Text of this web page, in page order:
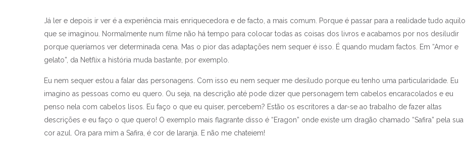
Já ler e depois ir ver é a experiência mais enriquecedora e de facto, a mais comum. Porque é passar para a realidade tudo aquilo
que se imaginou. Normalmente num filme não há tempo para colocar todas as coisas dos livros e acabamos por nos desiludir
porque queríamos ver determinada cena. Mas o pior das adaptações nem sequer é isso. É quando mudam factos. Em “Amor e
gelato”, da Netflix a história muda bastante, por exemplo.
Eu nem sequer estou a falar das personagens. Com isso eu nem sequer me desiludo porque eu tenho uma particularidade. Eu
imagino as pessoas como eu quero. Ou seja, na descrição até pode dizer que personagem tem cabelos encaracolados e eu
penso nela com cabelos lisos. Eu faço o que eu quiser, percebem? Estão os escritores a dar-se ao trabalho de fazer altas
descrições e eu faço o que quero! O exemplo mais flagrante disso é “Eragon” onde existe um dragão chamado “Safira” pela sua
cor azul. Ora para mim a Safira, é cor de laranja. E não me chateiem!